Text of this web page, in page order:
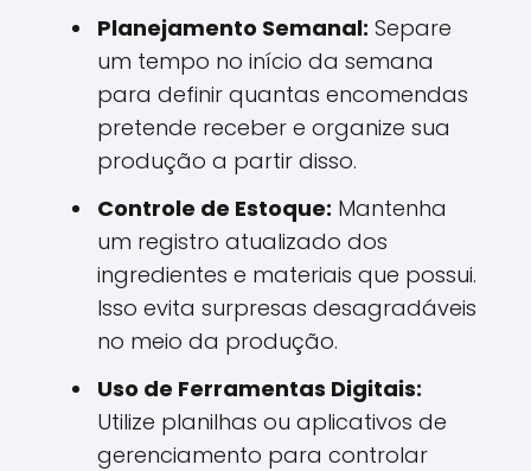
Planejamento Semanal: Separe
um tempo no início da semana
para definir quantas encomendas
pretende receber e organize sua
produção a partir disso.
Controle de Estoque: Mantenha
um registro atualizado dos
ingredientes e materiais que possui.
Isso evita surpresas desagradáveis
no meio da produção.
Uso de Ferramentas Digitais:
Utilize planilhas ou aplicativos de
gerenciamento para controlar